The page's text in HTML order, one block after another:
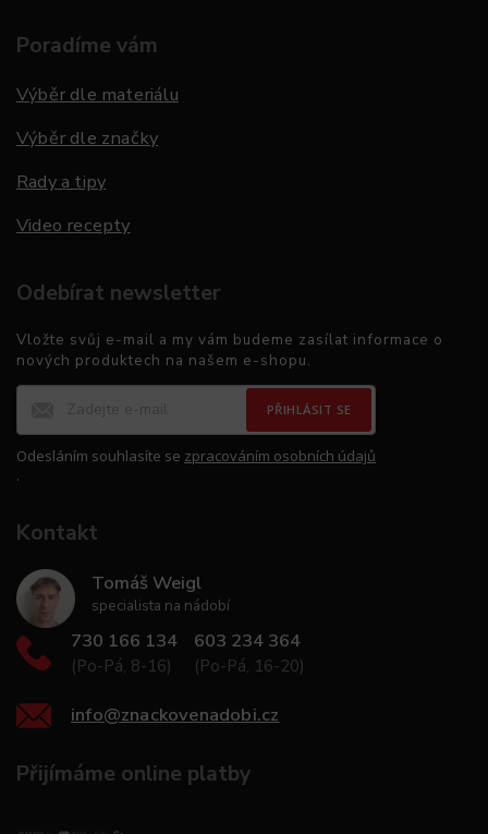
Poradíme vám
Výběr dle materiálu
Výběr dle značky
Rady a tipy
Video recepty
Odebírat newsletter
Vložte svůj e-mail a my vám budeme zasílat informace o
nových produktech na našem e-shopu.
PŘIHLÁSIT SE
Odesláním souhlasíte se zpracováním osobních údajů
.
Kontakt
Tomáš Weigl
specialista na nádobí
730 166 134
(Po-Pá, 8-16)
603 234 364
(Po-Pá, 16-20)
info@znackovenadobi.cz
Přijímáme online platby